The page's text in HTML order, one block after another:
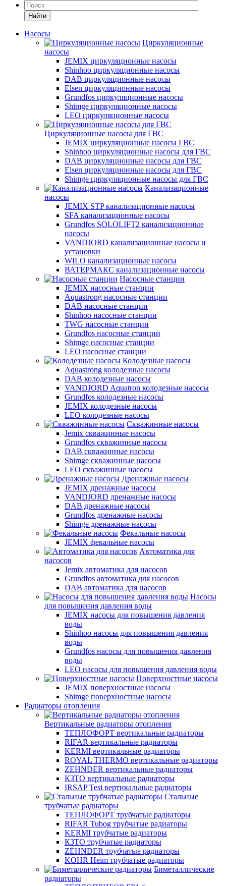
Найти
Насосы
Циркуляционные
насосы
JEMIX циркуляционные насосы
Shinhoo циркуляционные насосы
DAB циркуляционные насосы
Elsen циркуляционные насосы
Grundfos циркуляционные насосы
Shimge циркуляционные насосы
LEO циркуляционные насосы
Циркуляционные насосы для ГВС
JEMIX циркуляционные насосы ГВС
Shinhoo циркуляционные насосы для ГВС
DAB циркуляционные насосы для ГВС
Elsen циркуляционные насосы для ГВС
Shimge циркуляционные насосы для ГВС
Канализационные
насосы
JEMIX STP канализационные насосы
SFA канализационные насосы
Grundfos SOLOLIFT2 канализационные
насосы
VANDJORD канализационные насосы и
установки
WILO канализационные насосы
ВАТЕРМАКС канализационные насосы
Насосные станции
JEMIX насосные станции
Aquastrong насосные станции
DAB насосные станции
Shinhoo насосные станции
TWG насосные станции
Grundfos насосные станции
Shimge насосные станции
LEO насосные станции
Колодезные насосы
Aquastrong колодезные насосы
DAB колодезные насосы
VANDJORD Aquatron колодезные насосы
Grundfos колодезные насосы
JEMIX колодезные насосы
LEO колодезные насосы
Скважинные насосы
Jemix cкважинные насосы
Grundfos скважинные насосы
DAB скважинные насосы
Shimge скважинные насосы
LEO скважинные насосы
Дренажные насосы
JEMIX дренажные насосы
VANDJORD дренажные насосы
DAB дренажные насосы
Grundfos дренажные насосы
Shimge дренажные насосы
Фекальные насосы
JEMIX фекальные насосы
Автоматика для
насосов
Jemix автоматика для насосов
Grundfos автоматика для насосов
DAB автоматика для насосов
Насосы
для повышения давления воды
JEMIX насосы для повышения давления
воды
Shinhoo насосы для повышения давления
воды
Grundfos насосы для повышения давления
воды
LEO насосы для повышения давления воды
Поверхностные насосы
JEMIX поверхностные насосы
Shimge поверхностные насосы
Радиаторы отопления
Вертикальные радиаторы отопления
ТЕПЛОФОРТ вертикальные радиаторы
RIFAR вертикальные радиаторы
KERMI вертикальные радиаторы
ROYAL THERMO вертикальные радиаторы
ZEHNDER вертикальные радиаторы
КЗТО вертикальные радиаторы
IRSAP Tesi вертикальные радиаторы
Стальные
трубчатые радиаторы
ТЕПЛОФОРТ трубчатые радиаторы
RIFAR Tubog трубчатые радиаторы
KERMI трубчатые радиаторы
КЗТО трубчатые радиаторы
ZEHNDER трубчатые радиаторы
KOHR Heim трубчатые радиаторы
Биметаллические
радиаторы